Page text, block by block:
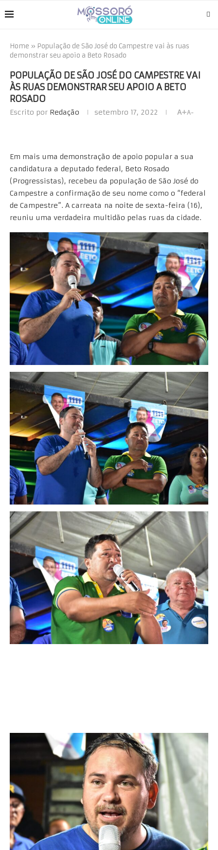
Home » População de São José do Campestre vai às ruas
demonstrar seu apoio a Beto Rosado
POPULAÇÃO DE SÃO JOSÉ DO CAMPESTRE VAI
ÀS RUAS DEMONSTRAR SEU APOIO A BETO
ROSADO
Escrito por Redação setembro 17, 2022 A+A-
Em mais uma demonstração de apoio popular a sua
candidatura a deputado federal, Beto Rosado
(Progressistas), recebeu da população de São José do
Campestre a confirmação de seu nome como o “federal
de Campestre”. A carreata na noite de sexta-feira (16),
reuniu uma verdadeira multidão pelas ruas da cidade.